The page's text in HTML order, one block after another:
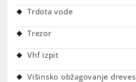
Trdota vode
Trezor
Vhf izpit
Višinsko obžagovanje dreves